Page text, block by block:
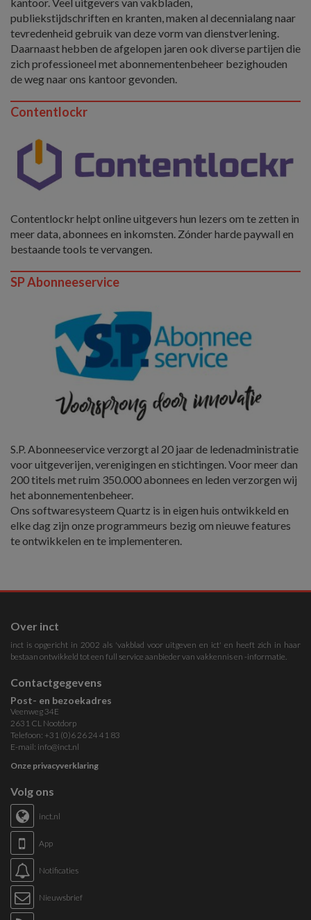
publiekstijdschriften en kranten, maken al decennialang naar
tevredenheid gebruik van deze vorm van dienstverlening.
Daarnaast hebben de afgelopen jaren ook diverse partijen die
zich professioneel met abonnementenbeheer bezighouden
de weg naar ons kantoor gevonden.
Contentlockr
Contentlockr helpt online uitgevers hun lezers om te zetten in
meer data, abonnees en inkomsten. Zónder harde paywall en
bestaande tools te vervangen.
SP Abonneeservice
S.P. Abonneeservice verzorgt al 20 jaar de ledenadministratie
voor uitgeverijen, verenigingen en stichtingen. Voor meer dan
200 titels met ruim 350.000 abonnees en leden verzorgen wij
het abonnementenbeheer.
Ons softwaresysteem Quartz is in eigen huis ontwikkeld en
elke dag zijn onze programmeurs bezig om nieuwe features
te ontwikkelen en te implementeren.
Over inct
inct is opgericht in 2002 als 'vakblad voor uitgeven en ict' en heeft zich in haar
bestaan ontwikkeld tot een full service aanbieder van vakkennis en -informatie.
Contactgegevens
Post- en bezoekadres
Veenweg 34E
2631 CL Nootdorp
Telefoon: +31 (0)6 26 24 41 83
E-mail: info@inct.nl
Onze privacyverklaring
Volg ons
inct.nl
App
Notificaties
Nieuwsbrief